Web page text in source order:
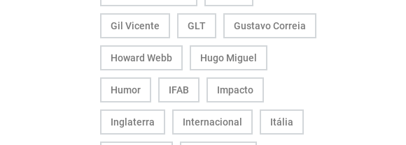
Gil Vicente GLT Gustavo Correia
Howard Webb Hugo Miguel
Humor IFAB Impacto
Inglaterra Internacional Itália